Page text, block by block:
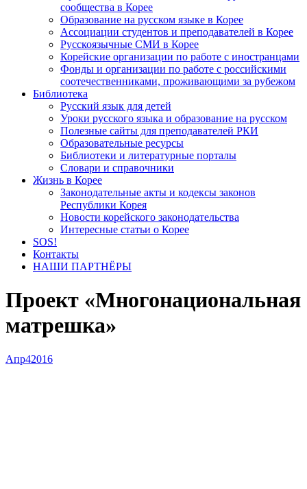
сообщества в Корее
Образование на русском языке в Корее
Ассоциации студентов и преподавателей в Корее
Русскоязычные СМИ в Корее
Корейские организации по работе с иностранцами
Фонды и организации по работе с российскими
соотечественниками, проживающими за рубежом
Библиотека
Русский язык для детей
Уроки русского языка и образование на русском
Полезные сайты для преподавателей РКИ
Образовательные ресурсы
Библиотеки и литературные порталы
Словари и справочники
Жизнь в Корее
Законодательные акты и кодексы законов
Республики Корея
Новости корейского законодательства
Интересные статьи о Корее
SOS!
Контакты
НАШИ ПАРТНЁРЫ
Проект «Многонациональная
матрешка»
Апр42016